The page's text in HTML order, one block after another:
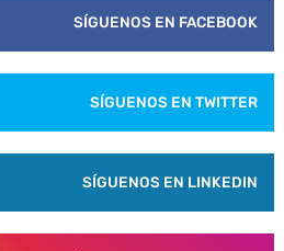
SÍGUENOS EN FACEBOOK
SÍGUENOS EN TWITTER
SÍGUENOS EN LINKEDIN